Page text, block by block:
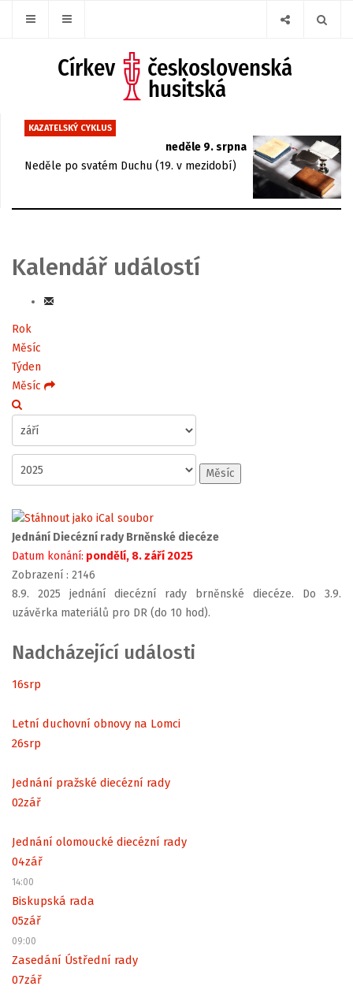
KAZATELSKÝ CYKLUS
neděle 9. srpna
Neděle po svatém Duchu (19. v mezidobí)
Kalendář událostí
Rok
Měsíc
Týden
Měsíc
Měsíc
Jednání Diecézní rady Brněnské diecéze
Datum konání: pondělí, 8. září 2025
Zobrazení : 2146
8.9. 2025 jednání diecézní rady brněnské diecéze. Do 3.9.
uzávěrka materiálů pro DR (do 10 hod).
Nadcházející události
16srp
Letní duchovní obnovy na Lomci
26srp
Jednání pražské diecézní rady
02zář
Jednání olomoucké diecézní rady
04zář
14:00
Biskupská rada
05zář
09:00
Zasedání Ústřední rady
07zář